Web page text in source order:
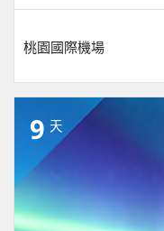
桃園國際機場
9 天